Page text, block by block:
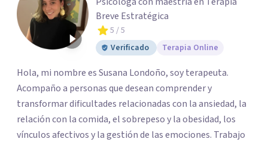
Breve Estratégica
5 / 5
Verificado
Terapia Online
Hola, mi nombre es Susana Londoño, soy terapeuta.
Acompaño a personas que desean comprender y
transformar dificultades relacionadas con la ansiedad, la
relación con la comida, el sobrepeso y la obesidad, los
vínculos afectivos y la gestión de las emociones. Trabajo